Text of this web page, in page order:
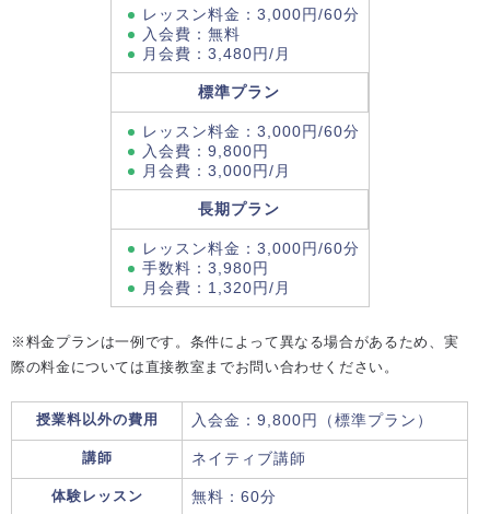
レッスン料金：3,000円/60分
入会費：無料
月会費：3,480円/月
標準プラン
レッスン料金：3,000円/60分
入会費：9,800円
月会費：3,000円/月
長期プラン
レッスン料金：3,000円/60分
手数料：3,980円
月会費：1,320円/月
※料金プランは一例です。条件によって異なる場合があるため、実
際の料金については直接教室までお問い合わせください。
授業料以外の費用 入会金：9,800円（標準プラン）
講師 ネイティブ講師
体験レッスン 無料：60分